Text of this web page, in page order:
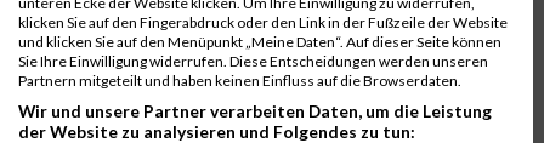
31. August 2024
LCC-Wien Babenbergerlauf
4. September 2022
LCC-Wien Babenbergerlauf
6. September 2020
klicken Sie auf den Fingerabdruck oder den Link in der Fußzeile der Website
und klicken Sie auf den Menüpunkt „Meine Daten“. Auf dieser Seite können
Sie Ihre Einwilligung widerrufen. Diese Entscheidungen werden unseren
Partnern mitgeteilt und haben keinen Einfluss auf die Browserdaten.
Wir und unsere Partner verarbeiten Daten, um die Leistung
der Website zu analysieren und Folgendes zu tun: